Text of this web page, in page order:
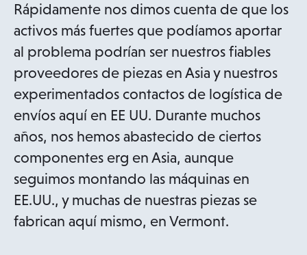
Rápidamente nos dimos cuenta de que los
activos más fuertes que podíamos aportar
al problema podrían ser nuestros fiables
proveedores de piezas en Asia y nuestros
experimentados contactos de logística de
envíos aquí en EE UU. Durante muchos
años, nos hemos abastecido de ciertos
componentes erg en Asia, aunque
seguimos montando las máquinas en
EE.UU., y muchas de nuestras piezas se
fabrican aquí mismo, en Vermont.